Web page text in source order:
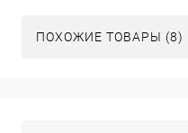
ПОХОЖИЕ ТОВАРЫ (8)